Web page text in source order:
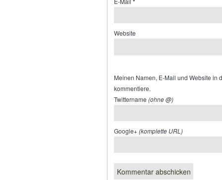
Website
Meinen Namen, E-Mail und Website in
kommentiere.
Twittername (ohne @)
Google+(komplette URL)